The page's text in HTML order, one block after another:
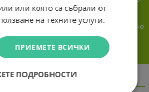
с
затова поемаме лична
отговорност за всяка
поръчка. Ако има проблем – не
го прехвърляме, а го
решаваме.
или която са събрали от
на техните услуги.
ПРИЕМЕТЕ ВСИЧКИ
ПОДРОБНОСТИ